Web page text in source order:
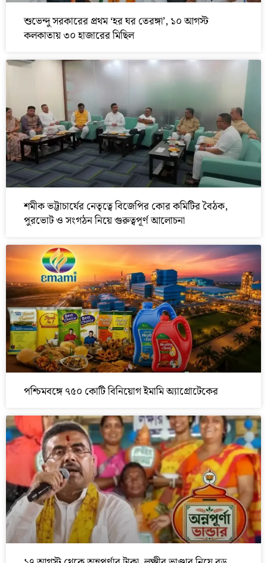
শুভেন্দু সরকারের প্রথম ‘হর ঘর তেরঙ্গা’, ১০ আগস্ট
কলকাতায় ৩০ হাজারের মিছিল
শমীক ভট্টাচার্যের নেতৃত্বে বিজেপির কোর কমিটির বৈঠক,
পুরভোট ও সংগঠন নিয়ে গুরুত্বপূর্ণ আলোচনা
পশ্চিমবঙ্গে ৭৫০ কোটি বিনিয়োগ ইমামি অ্যাগ্রোটেকের